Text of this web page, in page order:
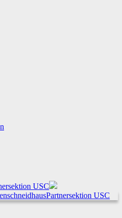
USC
Partnersektion USC